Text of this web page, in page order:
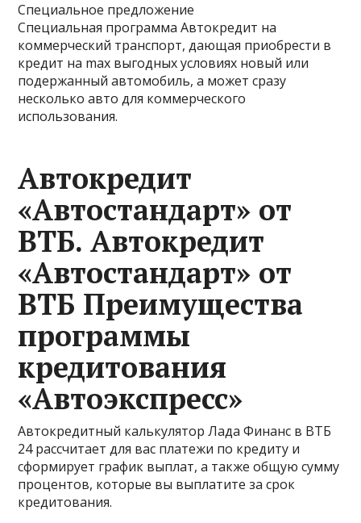
Специальное предложение
Специальная программа Автокредит на
коммерческий транспорт, дающая приобрести в
кредит на max выгодных условиях новый или
подержанный автомобиль, а может сразу
несколько авто для коммерческого
использования.
Автокредит
«Автостандарт» от
ВТБ. Автокредит
«Автостандарт» от
ВТБ Преимущества
программы
кредитования
«Автоэкспресс»
Автокредитный калькулятор Лада Финанс в ВТБ
24 рассчитает для вас платежи по кредиту и
сформирует график выплат, а также общую сумму
процентов, которые вы выплатите за срок
кредитования.